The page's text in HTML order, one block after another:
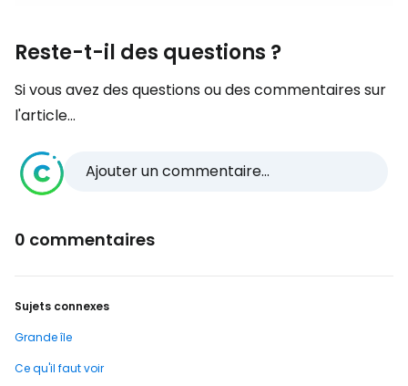
Reste-t-il des questions ?
Si vous avez des questions ou des commentaires sur
l'article...
Ajouter un commentaire...
0 commentaires
Sujets connexes
Grande île
Ce qu'il faut voir